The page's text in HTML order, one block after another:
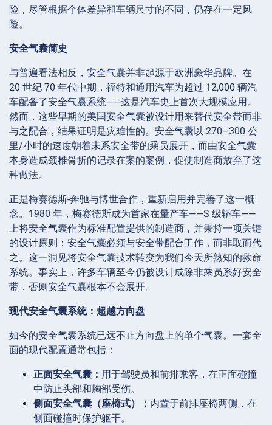
险，尽管根据个体差异和车辆尺寸的不同，仍存在一定风
险。
安全气囊简史
与普遍看法相反，安全气囊并非起源于欧洲豪华品牌。在
20 世纪 70 年代中期，福特和通用汽车为超过 12,000 辆汽
车配备了安全气囊系统——这是汽车史上首次大规模应用。
然而，这些早期的美国安全气囊被设计用来替代安全带而非
与之配合，结果证明是灾难性的。安全气囊以 270–300 公
里/小时的速度朝着未系安全带的乘员展开，而由安全气囊
本身造成颈椎骨折的记录在案的案例，促使制造商放弃了这
种做法。
正是梅赛德斯-奔驰与博世合作，重新启用并完善了这一概
念。1980 年，梅赛德斯成为首家在量产车——S 级轿车——
上将安全气囊作为标准配置提供的制造商，并秉持一项关键
的设计原则：安全气囊必须与安全带配合工作，而非取而代
之。这一洞见将安全气囊技术转变为我们今天所熟知的救命
系统。事实上，许多车辆至今仍被设计成除非乘员系好安全
带，否则安全气囊根本不会展开。
现代安全气囊系统：超越方向盘
如今的安全气囊系统已远不止方向盘上的单个气囊。一套全
面的现代配置通常包括：
正面安全气囊： 用于驾驶员和前排乘客，在正面碰撞
中防止头部和胸部受伤。
侧面安全气囊（座椅式）： 内置于前排座椅两侧，在
侧面碰撞时保护躯干。